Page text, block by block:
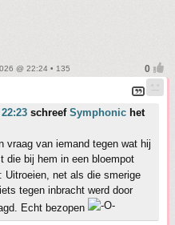
@ 22:24 • 135
schreef Symphonic het
vraag van iemand tegen wat hij
die bij hem in een bloempot
Uitroeien, net als die smerige
tegen inbracht werd door
Echt bezopen